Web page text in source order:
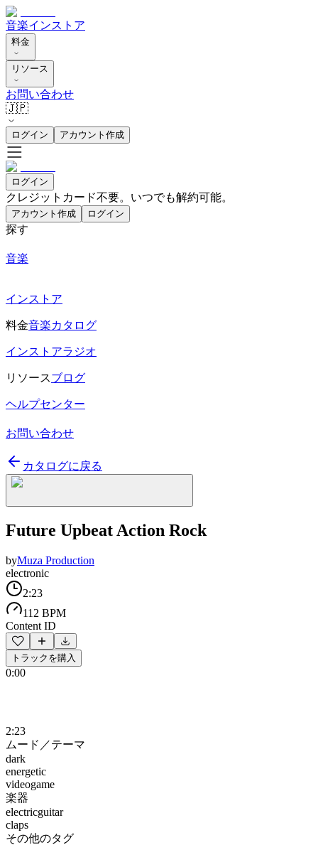
音楽インストア
料金
リソース
お問い合わせ
🇯🇵
ログイン アカウント作成
ログイン
クレジットカード不要。いつでも解約可能。
アカウント作成 ログイン
探す
音楽
インストア
料金音楽カタログ
インストアラジオ
リソースブログ
ヘルプセンター
お問い合わせ
カタログに戻る
Future Upbeat Action Rock
byMuza Production
electronic
2:23
112 BPM
Content ID
トラックを購入
0:00
2:23
ムード／テーマ
dark
energetic
videogame
楽器
electricguitar
claps
その他のタグ